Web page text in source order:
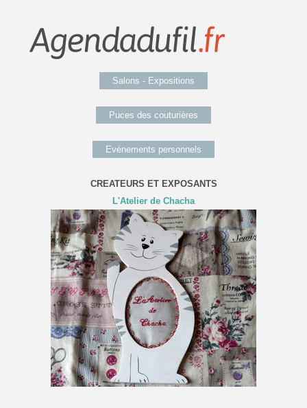
Salons - Expositions
Puces des couturières
Evénements personnels
CREATEURS ET EXPOSANTS
L'Atelier de Chacha